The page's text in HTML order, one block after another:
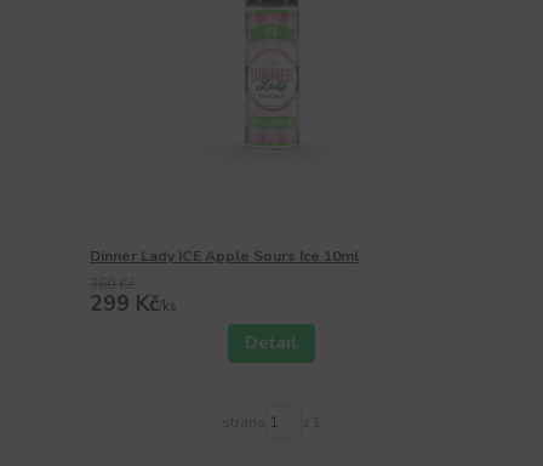
Dinner Lady ICE Apple Sours Ice 10ml
299 Kč/ks
Detail